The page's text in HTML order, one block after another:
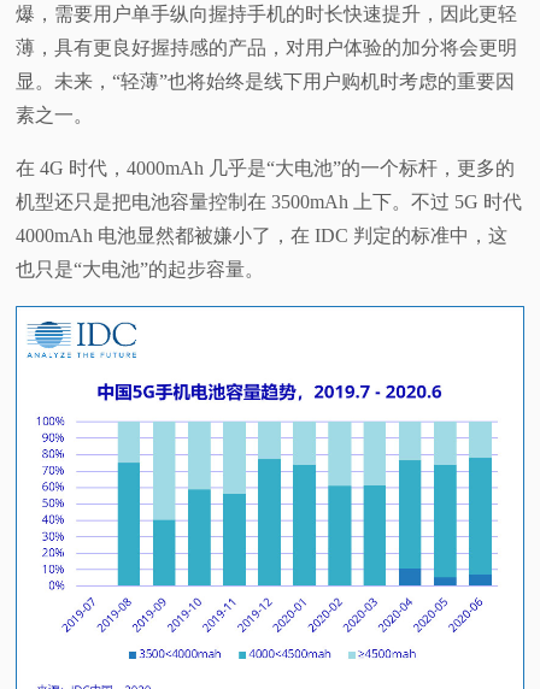
爆，需要用户单手纵向握持手机的时长快速提升，因此更轻
薄，具有更良好握持感的产品，对用户体验的加分将会更明
显。未来，“轻薄”也将始终是线下用户购机时考虑的重要因
素之一。
在 4G 时代，4000mAh 几乎是“大电池”的一个标杆，更多的
机型还只是把电池容量控制在 3500mAh 上下。不过 5G 时代
4000mAh 电池显然都被嫌小了，在 IDC 判定的标准中，这
也只是“大电池”的起步容量。